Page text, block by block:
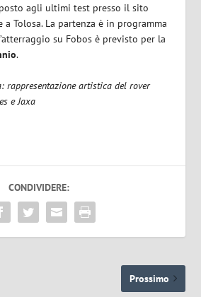
agli ultimi test presso il sito
a Tolosa. La partenza è in programma
su Fobos è previsto per la
.
rappresentazione artistica del rover
e Jaxa
CONDIVIDERE:
Prossimo